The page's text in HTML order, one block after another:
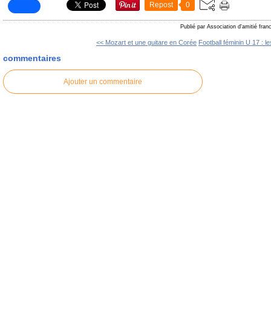
Repost 0
Publié par Association d'amitié
<< Mozart et une guitare en Corée Football féminin U 17 :
commentaires
Ajouter un commentaire